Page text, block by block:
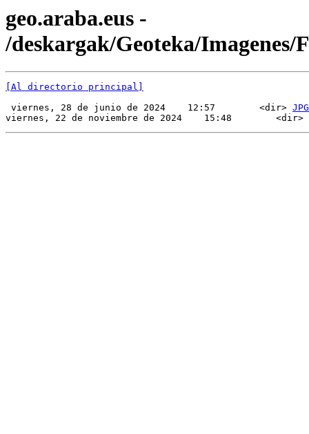
geo.araba.eus -
/deskargak/Geoteka/Imagenes/
[Al directorio principal]
viernes, 28 de junio de 2024    12:57        <dir> JPG
viernes, 22 de noviembre de 2024    15:48        <dir>